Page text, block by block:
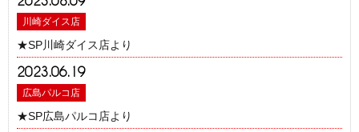
川崎ダイス店
★SP川崎ダイス店より
2023.06.19
広島パルコ店
★SP広島パルコ店より